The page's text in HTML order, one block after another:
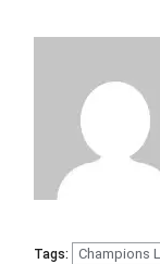
Tags: Champions